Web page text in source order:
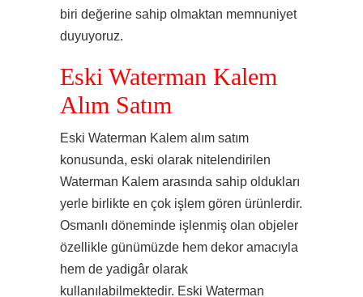
biri değerine sahip olmaktan memnuniyet
duyuyoruz.
Eski Waterman Kalem
Alım Satım
Eski Waterman Kalem alım satım
konusunda, eski olarak nitelendirilen
Waterman Kalem arasında sahip oldukları
yerle birlikte en çok işlem gören ürünlerdir.
Osmanlı döneminde işlenmiş olan objeler
özellikle günümüzde hem dekor amacıyla
hem de yadigâr olarak
kullanılabilmektedir. Eski Waterman